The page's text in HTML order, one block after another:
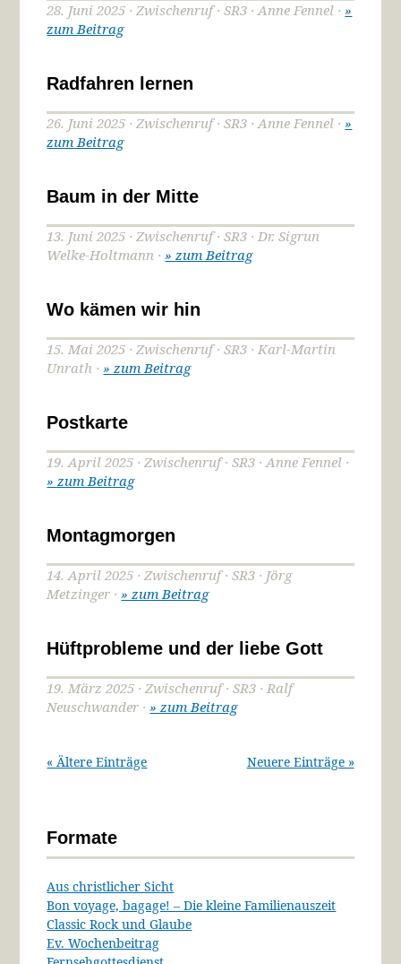
28. Juni 2025 · Zwischenruf · SR3 · Anne Fennel ·»
zum Beitrag
Radfahren lernen
26. Juni 2025 · Zwischenruf · SR3 · Anne Fennel ·»
zum Beitrag
Baum in der Mitte
13. Juni 2025 · Zwischenruf · SR3 · Dr. Sigrun
Welke-Holtmann ·» zum Beitrag
Wo kämen wir hin
15. Mai 2025 · Zwischenruf · SR3 · Karl-Martin
Unrath ·» zum Beitrag
Postkarte
19. April 2025 · Zwischenruf · SR3 · Anne Fennel ·
» zum Beitrag
Montagmorgen
14. April 2025 · Zwischenruf · SR3 · Jörg
Metzinger ·» zum Beitrag
Hüftprobleme und der liebe Gott
19. März 2025 · Zwischenruf · SR3 · Ralf
Neuschwander ·» zum Beitrag
« Ältere Einträge Neuere Einträge »
Formate
Aus christlicher Sicht
Bon voyage, bagage! – Die kleine Familienauszeit
Classic Rock und Glaube
Ev. Wochenbeitrag